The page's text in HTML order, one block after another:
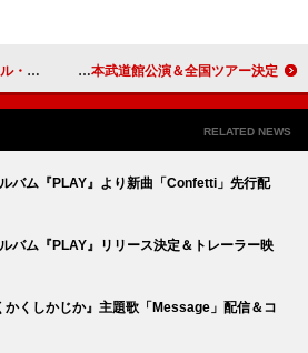
公開 Original Love、メジャーデビュー35周年飾る初日本武道館公演＆全国ツアー決定
RELATED NEWS
バム『PLAY』より新曲「Confetti」先行配
バム『PLAY』リリース決定＆トレーラー映
かくしかじか』主題歌「Message」配信＆コ